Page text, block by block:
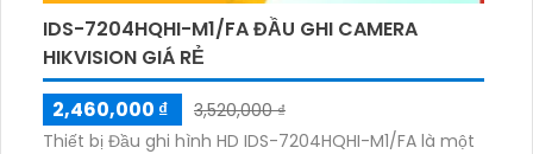
IDS-7204HQHI-M1/FA ĐẦU GHI CAMERA
HIKVISION GIÁ RẺ
2,460,000 ₫
3,520,000 ₫
Thiết bị Đầu ghi hình HD IDS-7204HQHI-M1/FA là một